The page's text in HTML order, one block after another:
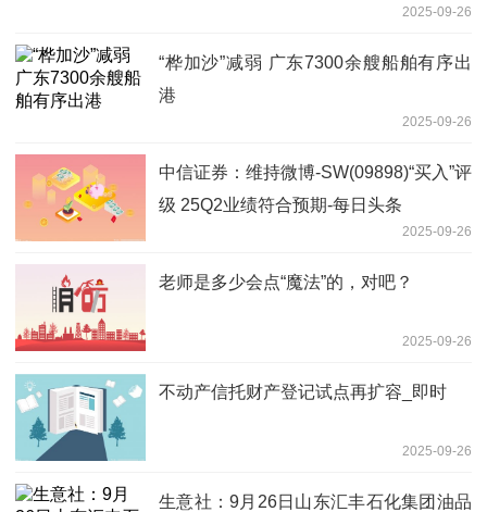
2025-09-26
“桦加沙”减弱 广东7300余艘船舶有序出
港
2025-09-26
中信证券：维持微博-SW(09898)“买入”评
级 25Q2业绩符合预期-每日头条
2025-09-26
老师是多少会点“魔法”的，对吧？
2025-09-26
不动产信托财产登记试点再扩容_即时
2025-09-26
生意社：9月26日山东汇丰石化集团油品